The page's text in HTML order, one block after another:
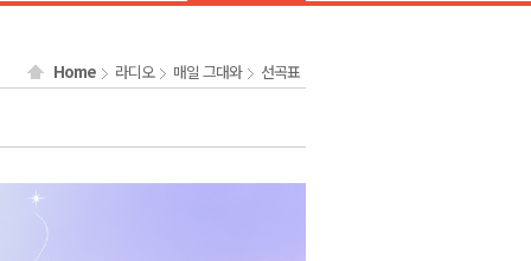
2026년 08월 07일(금)
Home 라디오 매일 그대와 선곡표